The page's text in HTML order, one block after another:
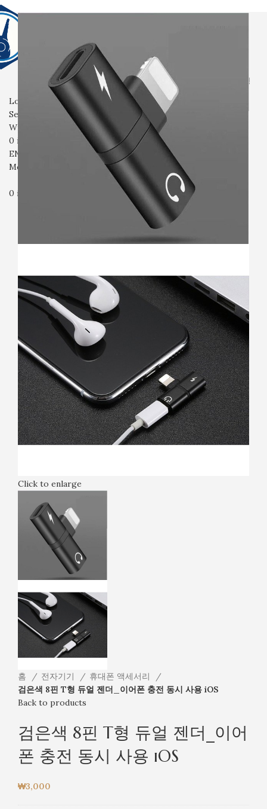
전체상품생활용품 전자기기촬영용품 산업용품
입고예정
회사소개자주묻는질문 문의
Login / Register
Search
Wishlist
0 items
ENG
Menu
0 items
Click to enlarge
홈 전자기기
휴대폰 액세서리
검은색 8핀 T형 듀얼 젠더_이어폰 충전 동시 사용 iOS
Back to products
검은색 8핀 T형 듀얼 젠더_이어
폰 충전 동시 사용 iOS
₩3,000